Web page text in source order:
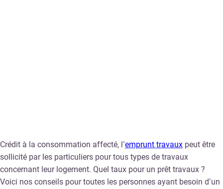
Crédit à la consommation affecté, l’emprunt travaux peut être
sollicité par les particuliers pour tous types de travaux
concernant leur logement. Quel taux pour un prêt travaux ?
Voici nos conseils pour toutes les personnes ayant besoin d’un